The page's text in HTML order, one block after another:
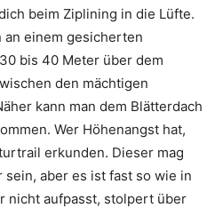
beim Ziplining in die Lüfte.
an einem gesicherten
bis 40 Meter über dem
den mächtigen
kann man dem Blätterdach
Wer Höhenangst hat,
erkunden. Dieser mag
sein, aber es ist fast so wie in
nicht aufpasst, stolpert über